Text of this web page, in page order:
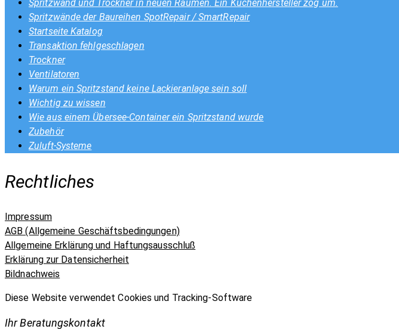
Spritzwand und Trockner in neuen Räumen. Ein Küchenhersteller zog um.
Spritzwände der Baureihen SpotRepair / SmartRepair
Startseite Katalog
Transaktion fehlgeschlagen
Trockner
Ventilatoren
Warum ein Spritzstand keine Lackieranlage sein soll
Wichtig zu wissen
Wie aus einem Übersee-Container ein Spritzstand wurde
Zubehör
Zuluft-Systeme
Rechtliches
Impressum
AGB (Allgemeine Geschäftsbedingungen)
Allgemeine Erklärung und Haftungsausschluß
Erklärung zur Datensicherheit
Bildnachweis
Diese Website verwendet Cookies und Tracking-Software
Ihr Beratungskontakt